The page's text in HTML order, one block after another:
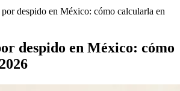
despido en México: cómo calcularla en
despido en México: cómo